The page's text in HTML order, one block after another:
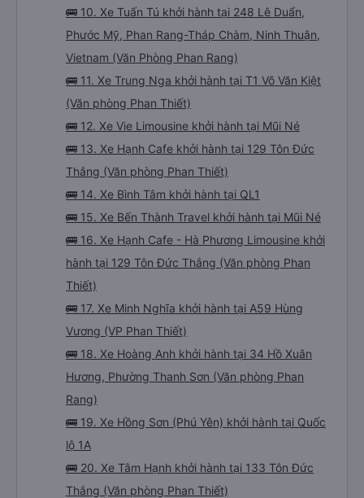
🚌 10. Xe Tuấn Tú khởi hành tại 248 Lê Duẩn,
Phước Mỹ, Phan Rang-Tháp Chàm, Ninh Thuận,
Vietnam (Văn Phòng Phan Rang)
🚌 11. Xe Trung Nga khởi hành tại T1 Võ Văn Kiệt
(Văn phòng Phan Thiết)
🚌 12. Xe Vie Limousine khởi hành tại Mũi Né
🚌 13. Xe Hạnh Cafe khởi hành tại 129 Tôn Đức
Thắng (Văn phòng Phan Thiết)
🚌 14. Xe Bình Tâm khởi hành tại QL1
🚌 15. Xe Bến Thành Travel khởi hành tại Mũi Né
🚌 16. Xe Hạnh Cafe - Hà Phương Limousine khởi
hành tại 129 Tôn Đức Thắng (Văn phòng Phan
Thiết)
🚌 17. Xe Minh Nghĩa khởi hành tại A59 Hùng
Vương (VP Phan Thiết)
🚌 18. Xe Hoàng Anh khởi hành tại 34 Hồ Xuân
Hương, Phường Thanh Sơn (Văn phòng Phan
Rang)
🚌 19. Xe Hồng Sơn (Phú Yên) khởi hành tại Quốc
lộ 1A
🚌 20. Xe Tâm Hạnh khởi hành tại 133 Tôn Đức
Thắng (Văn phòng Phan Thiết)